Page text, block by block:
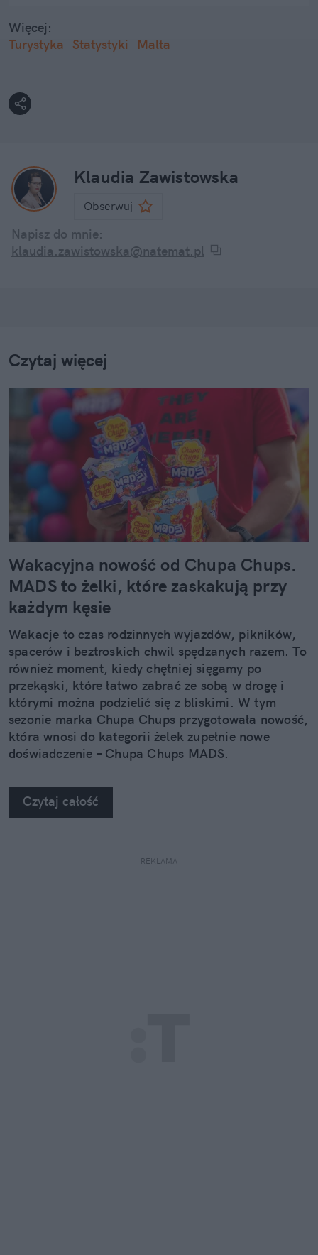
Więcej:
Turystyka
Statystyki Malta
Klaudia Zawistowska
Obserwuj
Napisz do mnie:
klaudia.zawistowska@natemat.pl
Czytaj więcej
Wakacyjna nowość od Chupa Chups.
MADS to żelki, które zaskakują przy
każdym kęsie
Wakacje to czas rodzinnych wyjazdów, pikników,
spacerów i beztroskich chwil spędzanych razem. To
również moment, kiedy chętniej sięgamy po
przekąski, które łatwo zabrać ze sobą w drogę i
którymi można podzielić się z bliskimi. W tym
sezonie marka Chupa Chups przygotowała nowość,
która wnosi do kategorii żelek zupełnie nowe
doświadczenie – Chupa Chups MADS.
Czytaj całość
REKLAMA